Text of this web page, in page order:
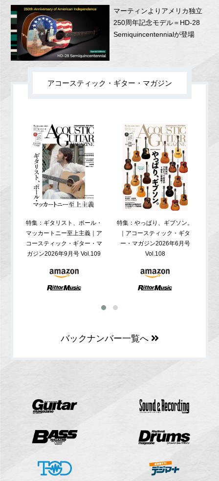
マーティンよりアメリカ独立
250周年記念モデル＝HD-28
Semiquincentennialが登場
アコースティック・ギター・マガジン
特集：ギタリスト、ポール・
マッカートニー至上主義｜ア
コースティック・ギター・マ
ガジン2026年9月号 Vol.109
特集：やっぱり、ギブソン。
｜アコースティック・ギタ
ー・マガジン2026年6月号
Vol.108
バックナンバー一覧へ